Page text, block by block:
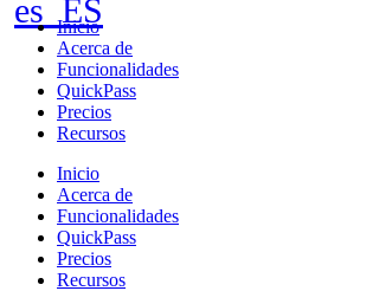
Inicio
Acerca de
Funcionalidades
QuickPass
Precios
Recursos
Inicio
Acerca de
Funcionalidades
QuickPass
Precios
Recursos